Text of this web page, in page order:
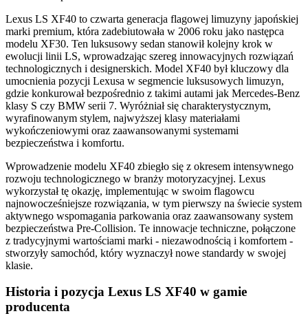
Lexus LS XF40 to czwarta generacja flagowej limuzyny japońskiej
marki premium, która zadebiutowała w 2006 roku jako następca
modelu XF30. Ten luksusowy sedan stanowił kolejny krok w
ewolucji linii LS, wprowadzając szereg innowacyjnych rozwiązań
technologicznych i designerskich. Model XF40 był kluczowy dla
umocnienia pozycji Lexusa w segmencie luksusowych limuzyn,
gdzie konkurował bezpośrednio z takimi autami jak Mercedes-Benz
klasy S czy BMW serii 7. Wyróżniał się charakterystycznym,
wyrafinowanym stylem, najwyższej klasy materiałami
wykończeniowymi oraz zaawansowanymi systemami
bezpieczeństwa i komfortu.
Wprowadzenie modelu XF40 zbiegło się z okresem intensywnego
rozwoju technologicznego w branży motoryzacyjnej. Lexus
wykorzystał tę okazję, implementując w swoim flagowcu
najnowocześniejsze rozwiązania, w tym pierwszy na świecie system
aktywnego wspomagania parkowania oraz zaawansowany system
bezpieczeństwa Pre-Collision. Te innowacje techniczne, połączone
z tradycyjnymi wartościami marki - niezawodnością i komfortem -
stworzyły samochód, który wyznaczył nowe standardy w swojej
klasie.
Historia i pozycja Lexus LS XF40 w gamie
producenta